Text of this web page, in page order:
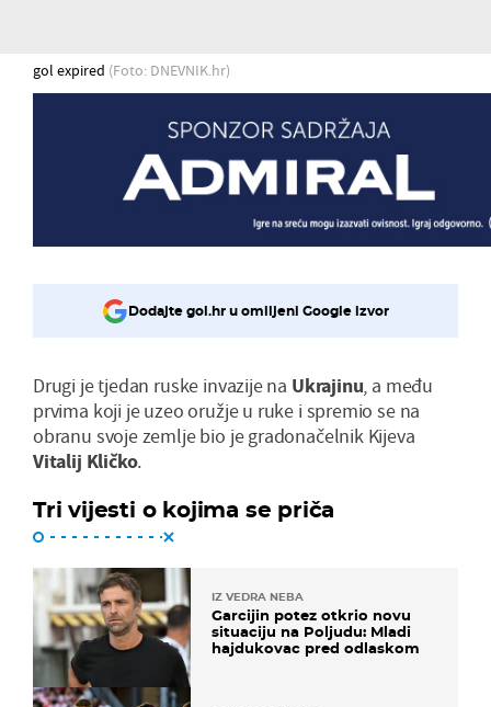
gol expired (Foto: DNEVNIK.hr)
Dodajte gol.hr u omiljeni Google izvor
Drugi je tjedan ruske invazije na Ukrajinu, a među
prvima koji je uzeo oružje u ruke i spremio se na
obranu svoje zemlje bio je gradonačelnik Kijeva
Vitalij Kličko.
Tri vijesti o kojima se priča
IZ VEDRA NEBA
Garcijin potez otkrio novu
situaciju na Poljudu: Mladi
hajdukovac pred odlaskom